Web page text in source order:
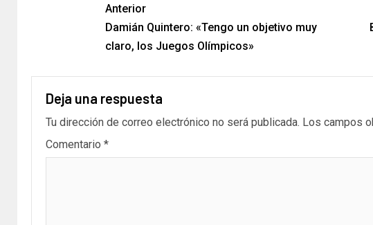
Anterior
Damián Quintero: «Tengo un objetivo muy
claro, los Juegos Olímpicos»
Deja una respuesta
Tu dirección de correo electrónico no será publicada. Los campos
Comentario *